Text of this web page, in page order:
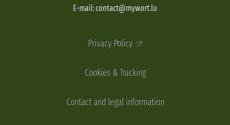
E-mail: contact@mywort.lu
Privacy Policy
Cookies & Tracking
Contact and legal information